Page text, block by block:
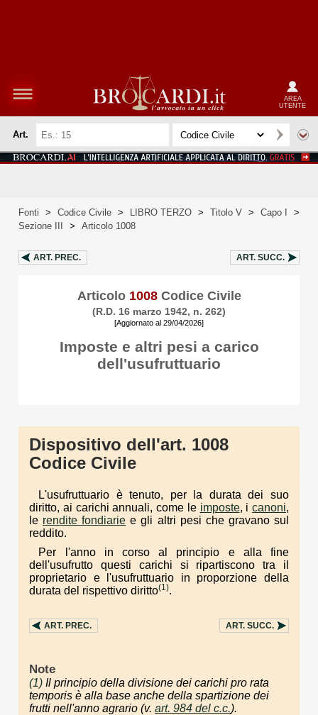
AREA
UTENTE
Art.
Fonti > Codice Civile > LIBRO TERZO > Titolo V > Capo I
>
Sezione III
> Articolo 1008
ART. PREC. ART. SUCC.
Articolo 1008Codice Civile
(R.D. 16 marzo 1942, n. 262)
[Aggiornato al 29/04/2026]
Imposte e altri pesi a carico
dell'usufruttuario
Dispositivo dell'art. 1008
Codice Civile
L'usufruttuario è tenuto, per la durata dei suo
diritto, ai carichi annuali, come le imposte, i canoni,
le rendite fondiarie e gli altri pesi che gravano sul
reddito.
Per l'anno in corso al principio e alla fine
dell'usufrutto questi carichi si ripartiscono tra il
proprietario e l'usufruttuario in proporzione della
durata del rispettivo diritto(1).
ART. PREC. ART. SUCC.
Note
(1) Il principio della divisione dei carichi pro rata
temporis è alla base anche della spartizione dei
frutti nell'anno agrario (v. art. 984 del c.c.).